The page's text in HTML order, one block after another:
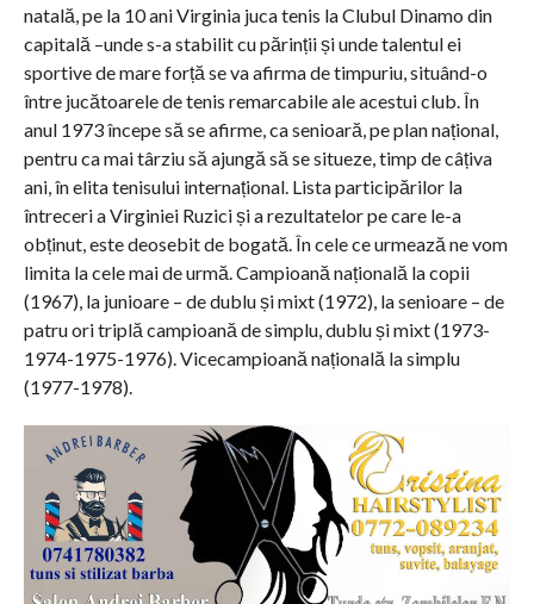
natală, pe la 10 ani Virginia juca tenis la Clubul Dinamo din
capitală –unde s-a stabilit cu părinții și unde talentul ei
sportive de mare forță se va afirma de timpuriu, situând-o
între jucătoarele de tenis remarcabile ale acestui club. În
anul 1973 începe să se afirme, ca senioară, pe plan național,
pentru ca mai târziu să ajungă să se situeze, timp de câțiva
ani, în elita tenisului internațional. Lista participărilor la
întreceri a Virginiei Ruzici și a rezultatelor pe care le-a
obținut, este deosebit de bogată. În cele ce urmează ne vom
limita la cele mai de urmă. Campioană națională la copii
(1967), la junioare – de dublu și mixt (1972), la senioare – de
patru ori triplă campioană de simplu, dublu și mixt (1973-
1974-1975-1976). Vicecampioană națională la simplu
(1977-1978).